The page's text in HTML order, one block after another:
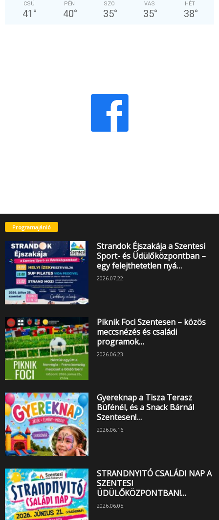
CSÜ
41 °
PÉN
40°
SZO
35°
VAS
35°
HÉT
38°
Programajánló
Strandok Éjszakája a Szentesi
Sport- és Üdülőközpontban –
egy felejthetetlen nyá…
2026.07.22.
Piknik Foci Szentesen – közös
meccsnézés és családi
programok…
2026.06.23.
Gyereknap a Tisza Terasz
Büfénél, és a Snack Bárnál
Szentesen!…
2026.06.16.
STRANDNYITÓ CSALÁDI NAP A
SZENTESI
ÜDÜLŐKÖZPONTBAN!…
2026.06.05.